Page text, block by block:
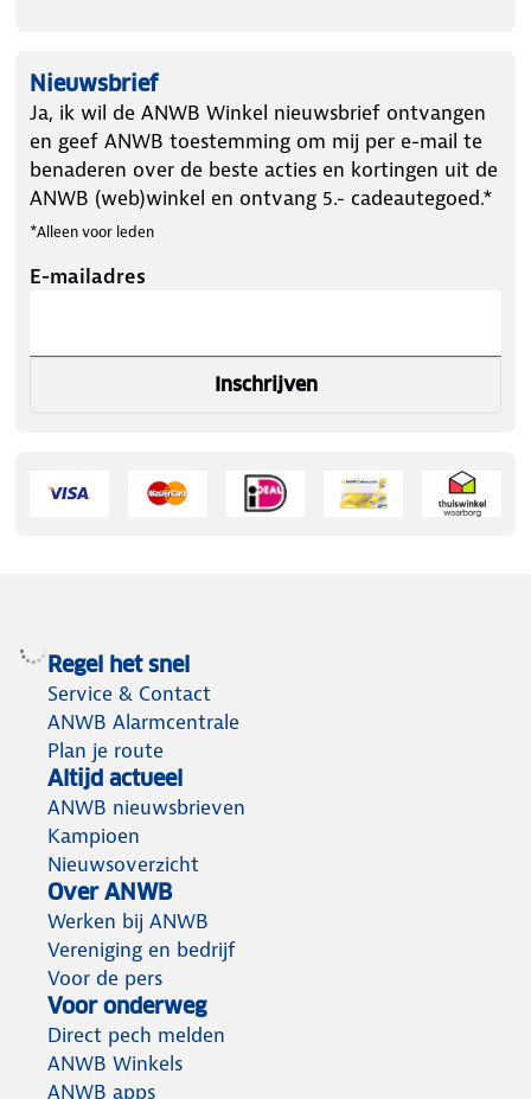
Nieuwsbrief
Ja, ik wil de ANWB Winkel nieuwsbrief ontvangen
en geef ANWB toestemming om mij per e-mail te
benaderen over de beste acties en kortingen uit de
ANWB (web)winkel en ontvang 5.- cadeautegoed.*
*Alleen voor leden
E-mailadres
Inschrijven
Regel het snel
Service & Contact
ANWB Alarmcentrale
Plan je route
Altijd actueel
ANWB nieuwsbrieven
Kampioen
Nieuwsoverzicht
Over ANWB
Werken bij ANWB
Vereniging en bedrijf
Voor de pers
Voor onderweg
Direct pech melden
ANWB Winkels
ANWB apps